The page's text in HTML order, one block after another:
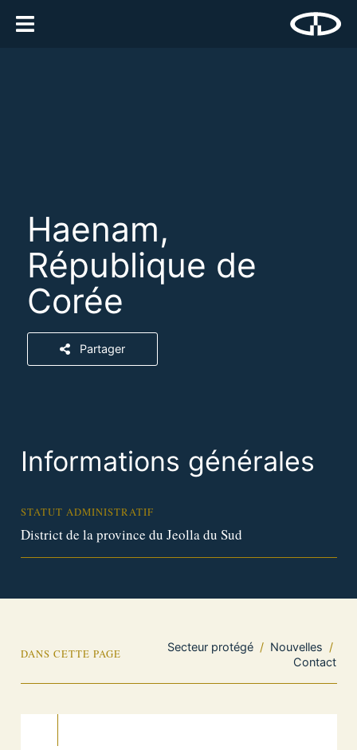
Haenam,
République de
Corée
Partager
Informations générales
STATUT ADMINISTRATIF
District de la province du Jeolla du Sud
DANS CETTE PAGE
Secteur protégé / Nouvelles /
Contact